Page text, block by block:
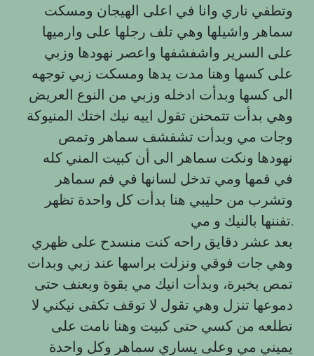
وتطفي ناري وانا في اعلى الهيجان ومسكت
سماهر واشيلها وهي تلف رجلها على وارميها
على السرير واشفشفها واعصر نهودها وزبي
على كسها وهنا مدت يدها ومسكت زبي توجهه
الى كسها وبدأت ادخله وزبي من النوع العريض
وهي بدأت تتمحنن تقول اييه نيك اختك المنيوكة
وجات مي وبدأت تشفشف سماهر وتمص
نهودها ونكت سماهر الى أن كبيت المني كله
في فمها ومي تدخل لسانها في فم سماهر
وتشرب من حليبي هنا بدأت كل واحدة تظهر
تفننها بالنيك و مي.
بعد عشر دقایق راحه كنت منسدح على ظهري
وهي جات فوقي ونزلت براسها عند زبي وبدات
تمص بخبرة، وبدأت انيك مي بقوة وبعنف حتى
دموعها تنزل وهي تقول لا توقف تكفى نيكني لا
تطلعه من كسي حتى كبيت وهنا نامت على
يميني مي وعلى يساري سماهر وكل واحدة